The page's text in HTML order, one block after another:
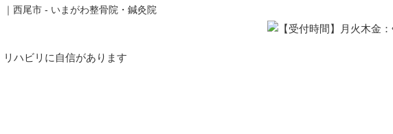
西尾市 - いまがわ整骨院・鍼灸院